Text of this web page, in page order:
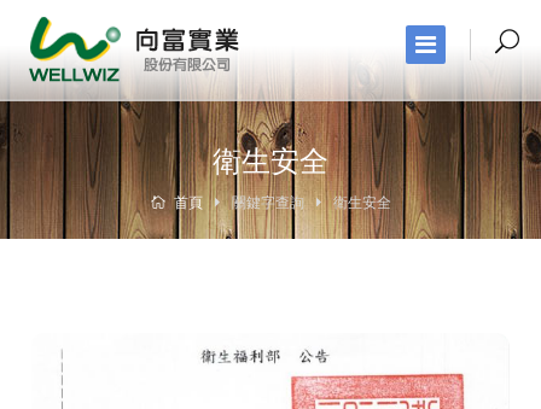
衛生安全
首頁 關鍵字查詢 衛生安全